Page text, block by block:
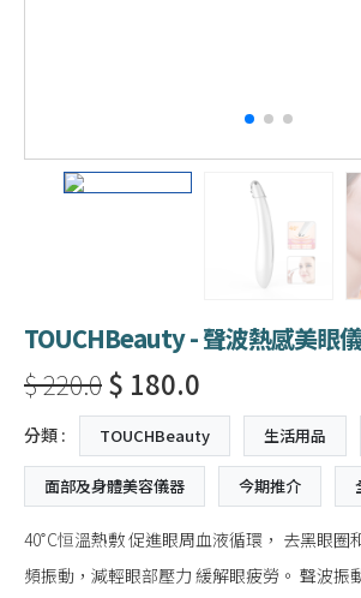
TOUCHBeauty - 聲波熱感美眼
$ 220.0$ 180.0
分類 : TOUCHBeauty 生活用品
面部及身體美容儀器 今期推介
40˚C恒溫熱敷 促進眼周血液循環， 去黑眼圈
頻振動，減輕眼部壓力 緩解眼疲勞。 聲波振